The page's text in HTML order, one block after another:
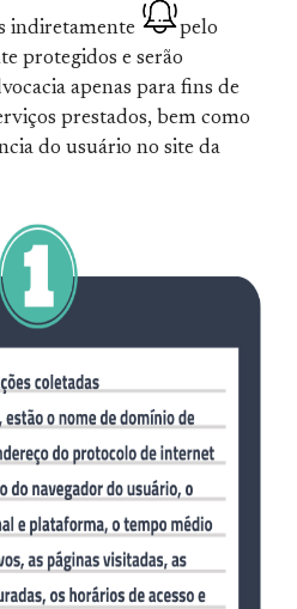
indiretamente
pelo
protegidos e serão
apenas para fins de
prestados, bem como
do usuário no site da